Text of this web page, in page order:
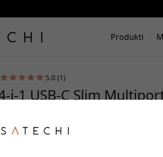
Produkti
5.0 (1)
i-1 USB-C Slim
A un USB-C